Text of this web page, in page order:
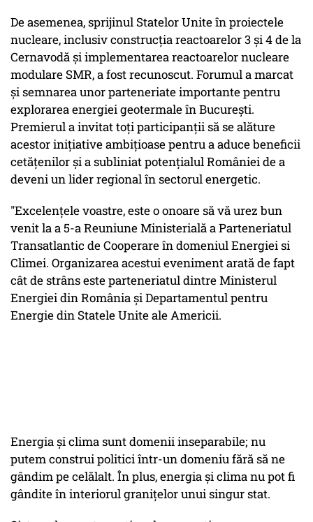
De asemenea, sprijinul Statelor Unite în proiectele
nucleare, inclusiv construcția reactoarelor 3 și 4 de la
Cernavodă și implementarea reactoarelor nucleare
modulare SMR, a fost recunoscut. Forumul a marcat
și semnarea unor parteneriate importante pentru
explorarea energiei geotermale în București.
Premierul a invitat toți participanții să se alăture
acestor inițiative ambițioase pentru a aduce beneficii
cetățenilor și a subliniat potențialul României de a
deveni un lider regional în sectorul energetic.
"Excelențele voastre, este o onoare să vă urez bun
venit la a 5-a Reuniune Ministerială a Parteneriatul
Transatlantic de Cooperare în domeniul Energiei si
Climei. Organizarea acestui eveniment arată de fapt
cât de strâns este parteneriatul dintre Ministerul
Energiei din România și Departamentul pentru
Energie din Statele Unite ale Americii.
Energia și clima sunt domenii inseparabile; nu
putem construi politici într-un domeniu fără să ne
gândim pe celălalt. În plus, energia și clima nu pot fi
gândite în interiorul granițelor unui singur stat.